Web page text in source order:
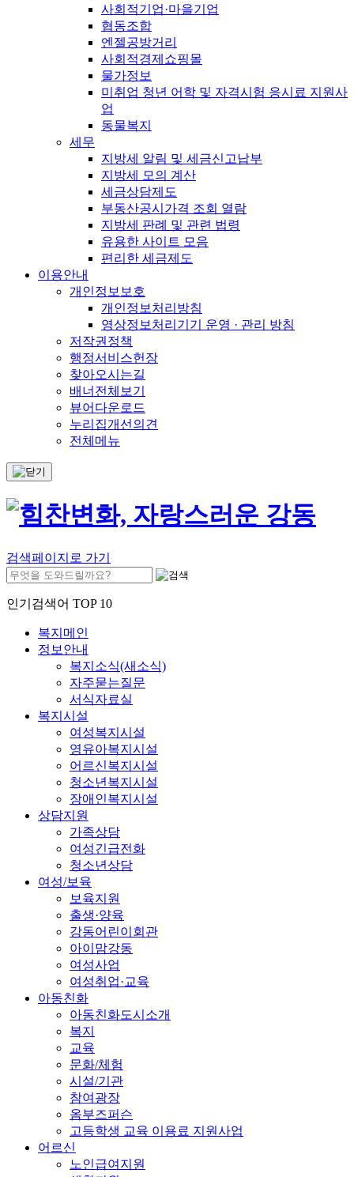
사회적기업·마을기업
협동조합
엔젤공방거리
사회적경제쇼핑몰
물가정보
미취업 청년 어학 및 자격시험 응시료 지원사
업
동물복지
세무
지방세 알림 및 세금신고납부
지방세 모의 계산
세금상담제도
부동산공시가격 조회 열람
지방세 판례 및 관련 법령
유용한 사이트 모음
편리한 세금제도
이용안내
개인정보보호
개인정보처리방침
영상정보처리기기 운영 · 관리 방침
저작권정책
행정서비스헌장
찾아오시는길
배너전체보기
뷰어다운로드
누리집개선의견
전체메뉴
검색페이지로 가기
인기검색어 TOP 10
복지메인
정보안내
복지소식(새소식)
자주묻는질문
서식자료실
복지시설
여성복지시설
영유아복지시설
어르신복지시설
청소년복지시설
장애인복지시설
상담지원
가족상담
여성긴급전화
청소년상담
여성/보육
보육지원
출생·양육
강동어린이회관
아이맘강동
여성사업
여성취업·교육
아동친화
아동친화도시소개
복지
교육
문화/체험
시설/기관
참여광장
옴부즈퍼슨
고등학생 교육 이용료 지원사업
어르신
노인급여지원